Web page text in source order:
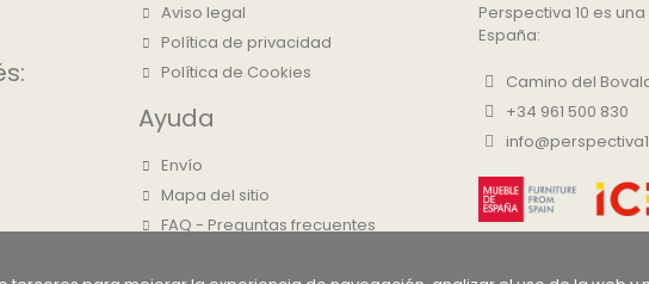
Aviso legal
Política de privacidad
Política de Cookies
Ayuda
Envío
Mapa del sitio
FAQ - Preguntas frecuentes
Perspectiva 10 es
España:
Camino del
+34 961 500 830